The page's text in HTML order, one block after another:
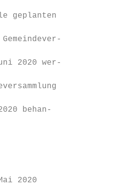
geplanten
2020 wer-
behan-
den.
2020